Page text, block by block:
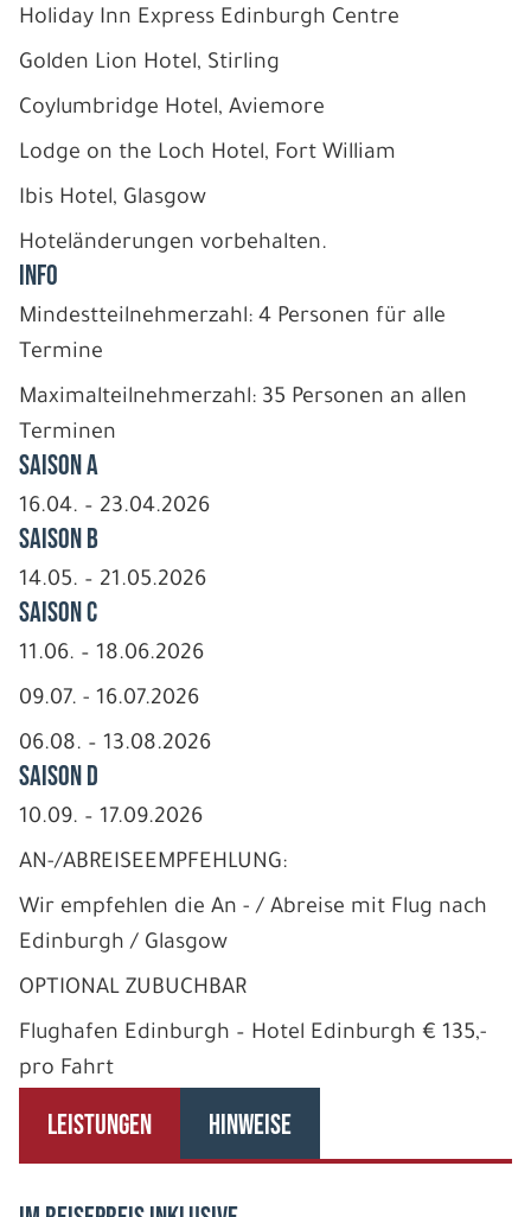
Holiday Inn Express Edinburgh Centre
Golden Lion Hotel, Stirling
Coylumbridge Hotel, Aviemore
Lodge on the Loch Hotel, Fort William
Ibis Hotel, Glasgow
Hoteländerungen vorbehalten.
INFO
Mindestteilnehmerzahl: 4 Personen für alle
Termine
Maximalteilnehmerzahl: 35 Personen an allen
Terminen
Saison A
16.04. – 23.04.2026
Saison B
14.05. – 21.05.2026
Saison C
11.06. – 18.06.2026
09.07. - 16.07.2026
06.08. – 13.08.2026
Saison D
10.09. – 17.09.2026
AN-/ABREISEEMPFEHLUNG:
Wir empfehlen die An - / Abreise mit Flug nach
Edinburgh / Glasgow
OPTIONAL ZUBUCHBAR
Flughafen Edinburgh – Hotel Edinburgh € 135,-
pro Fahrt
LEISTUNGEN HINWEISE